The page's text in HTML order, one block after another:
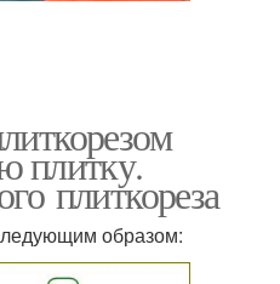
плитку.
плиткореза
образом: